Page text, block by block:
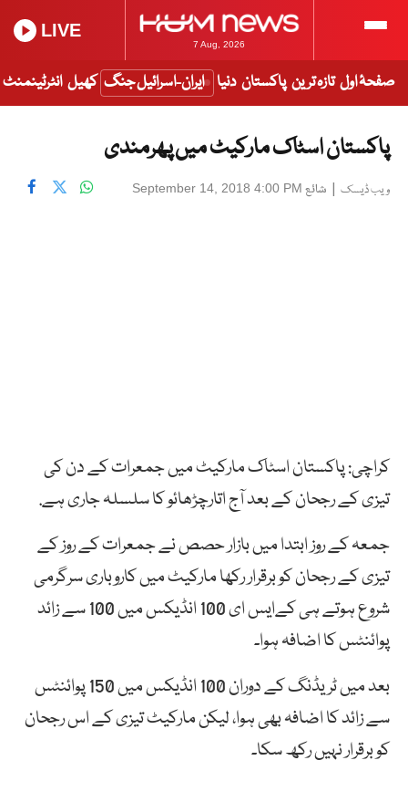
7 Aug, 2026
LIVE
صفحۂ اول تازہ ترین پاکستان دنیا ایران-اسرائیل جنگ کھیل انٹرٹینمنٹ
پاکستان اسٹاک مارکیٹ میں پھرمندی
ویب ڈیسک | شائع September 14, 2018 4:00 PM
کراچی: پاکستان اسٹاک مارکیٹ میں جمعرات کے دن کی
تیزی کے رجحان کے بعد آج اتارچڑھائو کا سلسلہ جاری ہے.
جمعہ کے روز ابتدا میں بازار حصص نے جمعرات کے روز کے
تیزی کے رجحان کو برقرار رکھا مارکیٹ میں کاروباری سرگرمی
شروع ہوتے ہی کےایس ای 100 انڈیکس میں 100 سے زائد
پوائنٹس کا اضافہ ہوا۔
بعد میں ٹریڈنگ کے دوران 100 انڈیکس میں 150 پوائنٹس
سے زائد کا اضافہ بھی ہوا، لیکن مارکیٹ تیزی کے اس رجحان
کو برقرار نہیں رکھ سکا۔